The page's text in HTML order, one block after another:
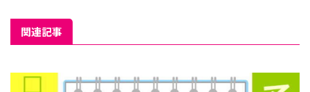
関連記事